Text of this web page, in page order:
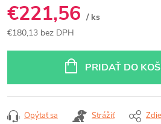
€221,56 / ks
€180,13 bez DPH
PRIDAŤ DO
Opýtať sa Strážiť